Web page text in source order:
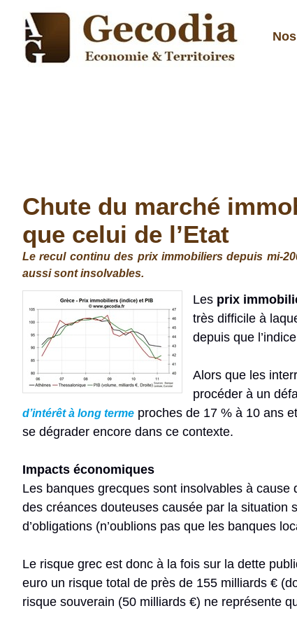
Chute du marché
que celui de l’Etat
Le recul continu des prix immobiliers depuis mi-
aussi sont insolvables.
Les prix
très difficile à
depuis que
Alors que les
procéder à un
d’intérêt à long terme proches de 17 % à 10 ans
se dégrader encore dans ce contexte.
Impacts économiques
Les banques grecques sont insolvables à
des créances douteuses causée par la situation
d’obligations (n’oublions pas que les banques
Le risque grec est donc à la fois sur la dette
euro un risque total de près de 155 milliards €
risque souverain (50 milliards €) ne représente